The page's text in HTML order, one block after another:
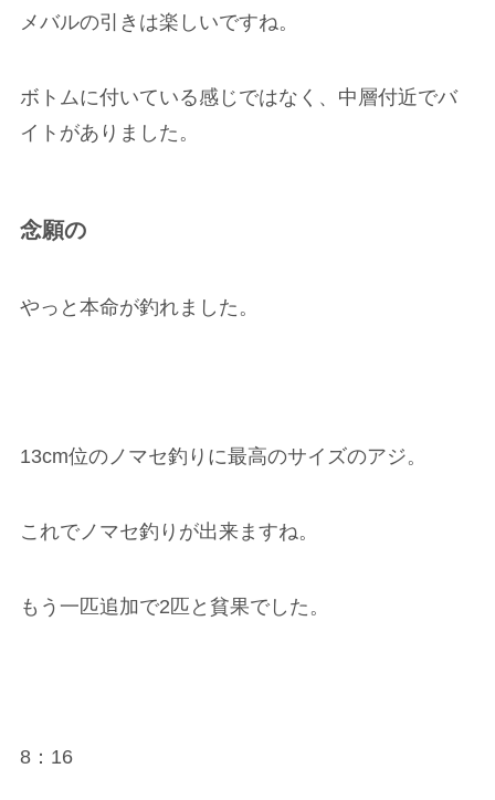
メバルの引きは楽しいですね。
ボトムに付いている感じではなく、中層付近でバ
イトがありました。
念願の
やっと本命が釣れました。
13cm位のノマセ釣りに最高のサイズのアジ。
これでノマセ釣りが出来ますね。
もう一匹追加で2匹と貧果でした。
8：16